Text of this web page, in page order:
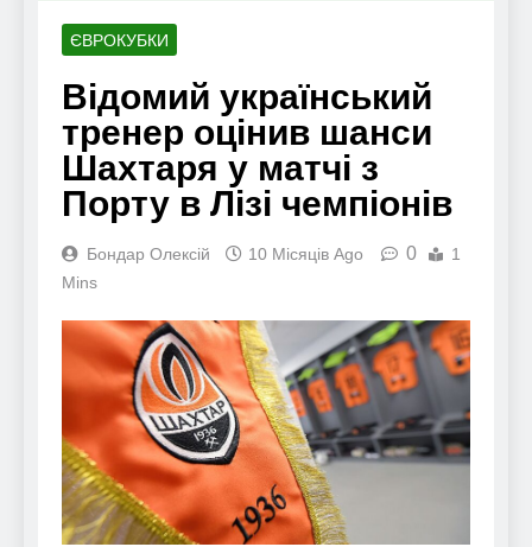
ЄВРОКУБКИ
Відомий український
тренер оцінив шанси
Шахтаря у матчі з
Порту в Лізі чемпіонів
Бондар Олексій 10 Місяців Ago 0
1
Mins